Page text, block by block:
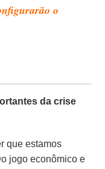
o
da crise
que estamos
jogo econômico e